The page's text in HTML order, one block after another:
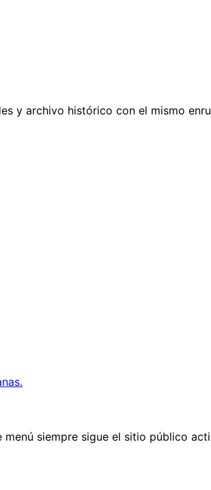
y archivo histórico con el mismo
siempre sigue el sitio público